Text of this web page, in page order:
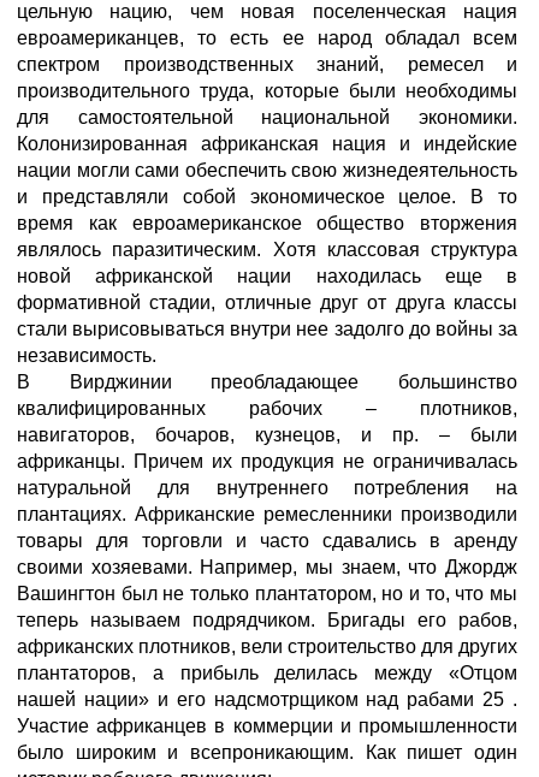
цельную нацию, чем новая поселенческая нация
евроамериканцев, то есть ее народ обладал всем
спектром производственных знаний, ремесел и
производительного труда, которые были необходимы
для самостоятельной национальной экономики.
Колонизированная африканская нация и индейские
нации могли сами обеспечить свою жизнедеятельность
и представляли собой экономическое целое. В то
время как евроамериканское общество вторжения
являлось паразитическим. Хотя классовая структура
новой африканской нации находилась еще в
формативной стадии, отличные друг от друга классы
стали вырисовываться внутри нее задолго до войны за
независимость.
В Вирджинии преобладающее большинство
квалифицированных рабочих – плотников,
навигаторов, бочаров, кузнецов, и пр. – были
африканцы. Причем их продукция не ограничивалась
натуральной для внутреннего потребления на
плантациях. Африканские ремесленники производили
товары для торговли и часто сдавались в аренду
своими хозяевами. Например, мы знаем, что Джордж
Вашингтон был не только плантатором, но и то, что мы
теперь называем подрядчиком. Бригады его рабов,
африканских плотников, вели строительство для других
плантаторов, а прибыль делилась между «Отцом
нашей нации» и его надсмотрщиком над рабами 25 .
Участие африканцев в коммерции и промышленности
было широким и всепроникающим. Как пишет один